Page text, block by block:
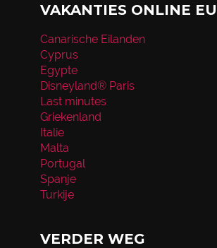
VAKANTIES ONLINE
Canarische Eilanden
Cyprus
Egypte
Disneyland® Paris
Last minutes
Griekenland
Italie
Malta
Portugal
Spanje
Turkije
VERDER WEG